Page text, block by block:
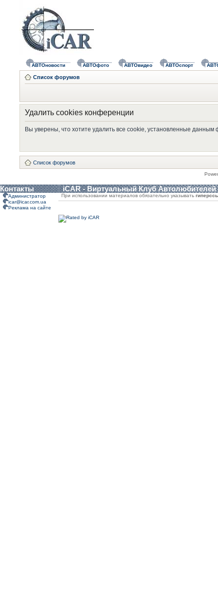
АВТОновости АВТОфото АВТОвидео АВТОспорт
Список форумов
Удалить cookies конференции
Вы уверены, что хотите удалить все cookie, установленные
Список форумов
Контакты iCAR - Виртуальный Клуб Автолюбителей
Администратор
icar@icar.com.ua
Реклама на сайте
При использовании материалов обязательно указывать